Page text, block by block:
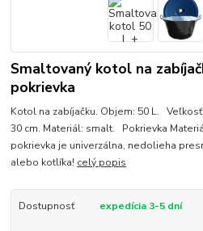
Smaltovaný kotol na
pokrievka
Kotol na zabíjačku. Objem: 50 L.
30 cm. Materiál: smalt. Pokrievka
pokrievka je univerzálna, nedolieha
alebo kotlíka! celý popis
Dostupnosť expedícia 3-5 dní